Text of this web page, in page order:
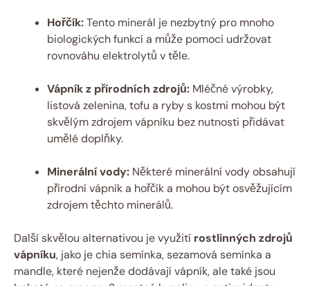
Hořčík:Tento minerál je nezbytný pro mnoho
biologických funkcí a může pomoci udržovat
rovnováhu elektrolytů v těle.
Vápník z přírodních zdrojů: Mléčné výrobky,
listová zelenina, tofu a ryby s kostmi mohou být
skvělým zdrojem vápníku bez nutnosti přidávat
umělé doplňky.
Minerální vody: Některé minerální vody obsahují
přírodní vápník a hořčík a mohou být osvěžujícím
zdrojem těchto minerálů.
Další skvělou alternativou je využití rostlinných zdrojů
vápníku, jako je chia semínka, sezamová semínka a
mandle, které nejenže dodávají vápník, ale také jsou